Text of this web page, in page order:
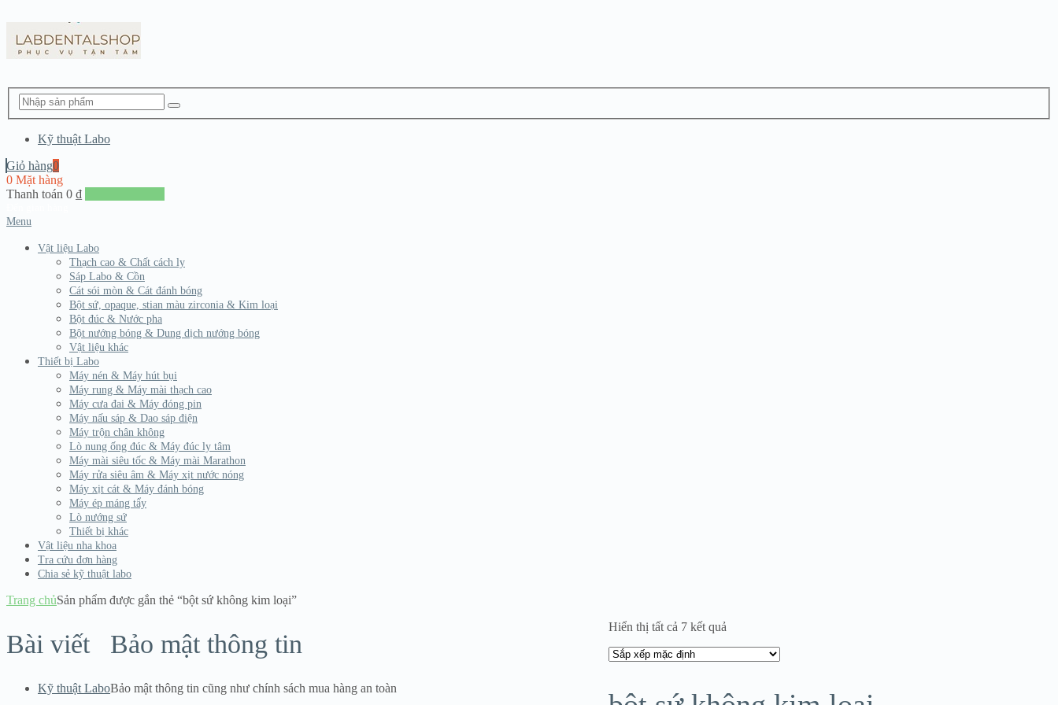
Kỹ thuật Labo
Giỏ hàng0
0 Mặt hàng
Thanh toán 0 ₫
Menu
Vật liệu Labo
Thạch cao & Chất cách ly
Sáp Labo & Cồn
Cát sói mòn & Cát đánh bóng
Bột sứ, opaque, stian màu zirconia & Kim loại
Bột đúc & Nước pha
Bột nướng bóng & Dung dịch nướng bóng
Vật liệu khác
Thiết bị Labo
Máy nén & Máy hút bụi
Máy rung & Máy mài thạch cao
Máy cưa đai & Máy đóng pin
Máy nấu sáp & Dao sáp điện
Máy trộn chân không
Lò nung ống đúc & Máy đúc ly tâm
Máy mài siêu tốc & Máy mài Marathon
Máy rửa siêu âm & Máy xịt nước nóng
Máy xịt cát & Máy đánh bóng
Máy ép máng tẩy
Lò nướng sứ
Thiết bị khác
Vật liệu nha khoa
Tra cứu đơn hàng
Chia sẻ kỹ thuật labo
Trang chủSản phẩm được gắn thẻ “bột sứ không kim loại”
Hiển thị tất cả 7 kết quả
Bài viết
Kỹ thuật Labo
Bảo mật thông tin
Bảo mật thông tin cũng như chính sách mua hàng an toàn